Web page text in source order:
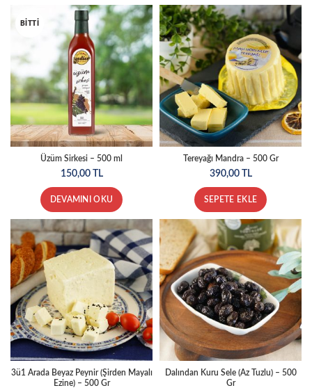
BITTI
Üzüm Sirkesi – 500 ml
150,00 TL
DEVAMINI OKU
Tereyağı Mandra – 500 Gr
390,00 TL
SEPETE EKLE
3ü1 Arada Beyaz Peynir (Şirden Mayalı
Ezine) – 500 Gr
Dalından Kuru Sele (Az Tuzlu) – 500
Gr